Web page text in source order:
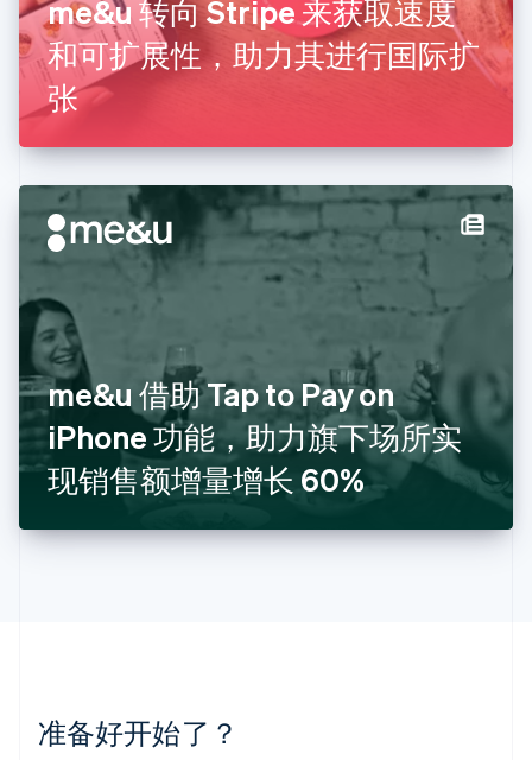
me&u 转向 Stripe 来获取速度
和可扩展性，助力其进行国际扩
张
me&u 借助 Tap to Pay on
iPhone 功能，助力旗下场所实
现销售额增量增长 60%
准备好开始了？
Nederlands English
加拿大
EnglishFrançais
捷克
克罗地亚
拉脱维亚
English
立陶宛
列支敦士登
Deutsch
卢森堡
Français
罗马尼亚
English
马尔他
English
马来西亚
English 简体中文
美国
日本
日本語English